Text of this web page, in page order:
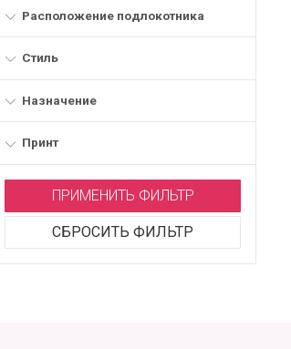
Расположение подлокотника
Стиль
Назначение
Принт
ПРИМЕНИТЬ ФИЛЬТР
СБРОСИТЬ ФИЛЬТР